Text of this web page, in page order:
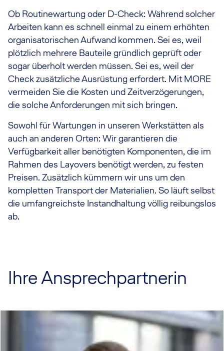
Ob Routinewartung oder D-Check: Während solcher
Arbeiten kann es schnell einmal zu einem erhöhten
organisatorischen Aufwand kommen. Sei es, weil
plötzlich mehrere Bauteile gründlich geprüft oder
sogar überholt werden müssen. Sei es, weil der
Check zusätzliche Ausrüstung erfordert. Mit MORE
vermeiden Sie die Kosten und Zeitverzögerungen,
die solche Anforderungen mit sich bringen.
Sowohl für Wartungen in unseren Werkstätten als
auch an anderen Orten: Wir garantieren die
Verfügbarkeit aller benötigten Komponenten, die im
Rahmen des Layovers benötigt werden, zu festen
Preisen. Zusätzlich kümmern wir uns um den
kompletten Transport der Materialien. So läuft selbst
die umfangreichste Instandhaltung völlig reibungslos
ab.
Ihre Ansprechpartnerin